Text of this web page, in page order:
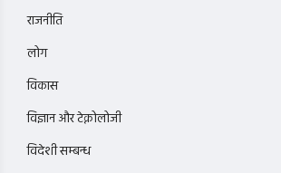
राजनीति
लोग
विकास
विज्ञान और टेक्नोलोजी
विदेशी सम्बन्ध